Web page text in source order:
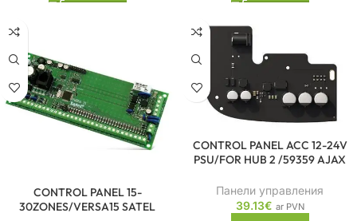
CONTROL PANEL 15-
30ZONES/VERSA15 SATEL
CONTROL PANEL ACC 12-24V
PSU/FOR HUB 2 /59359 AJAX
Панели управления
39.13€ ar PVN